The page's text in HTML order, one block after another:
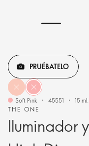
THE ONE
Iluminador
PRUÉBATELO
Soft Pink 45551 15 ml.